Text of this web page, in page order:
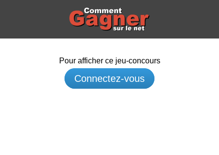
Pour afficher ce jeu-concours
Connectez-vous